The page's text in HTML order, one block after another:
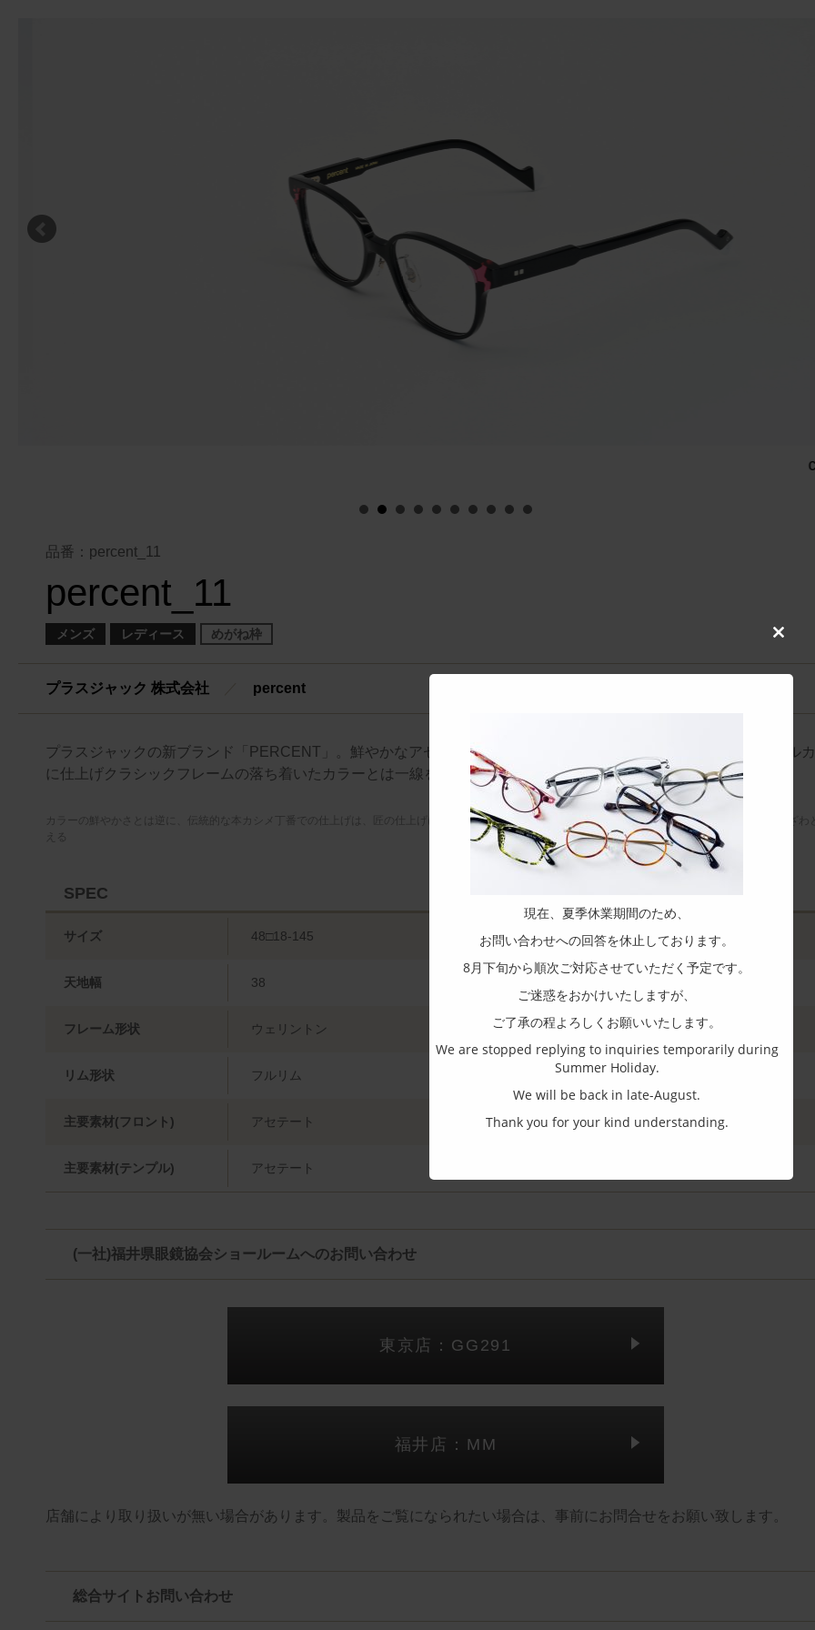
品番：percent_11
percent_11
メンズ レディース めがね枠
プラスジャック 株式会社 percent
プラスジャックの新ブランド「PERCENT」。鮮やかなアセテート生地をパズル状に貼あわせ、現代的なカジュアル
に仕上げクラシックフレームの落ち着いたカラーとは一線を画すファッションフレーム
カラーの鮮やかさとは逆に、伝統的な本カシメ丁番での仕上げは、匠の仕上げにこだわった作りである。この丁番は熟練の技術とその特性を知る職人のざわ
える
SPEC
サイズ 48□18-145
天地幅 38
フレーム形状 ウェリントン
リム形状 フルリム
主要素材(フロント) アセテート
主要素材(テンプル) アセテート
(一社)福井県眼鏡協会ショールームへのお問い合わせ
東京店：GG291
福井店：MM
店舗により取り扱いが無い場合があります。製品をご覧になられたい場合は、事前にお問合せをお願い致します。
総合サイトお問い合わせ
module
現在、夏季休業期間のため、
お問い合わせへの回答を休止しております。
8月下旬から順次ご対応させていただく予定です。
ご迷惑をおかけいたしますが、
ご了承の程よろしくお願いいたします。
We are stopped replying to inquiries temporarily during
Summer Holiday.
We will be back in late-August.
Thank you for your kind understanding.